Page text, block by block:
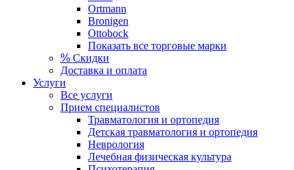
Ortmann
Bronigen
Ottobock
Показать все торговые марки
% Скидки
Доставка и оплата
Услуги
Все услуги
Прием специалистов
Травматология и ортопедия
Детская травматология и ортопедия
Неврология
Лечебная физическая культура